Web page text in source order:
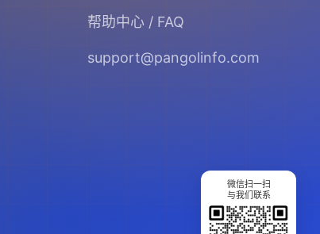
帮助中心 / FAQ
support@pangolinfo.com
微信扫一扫
与我们联系